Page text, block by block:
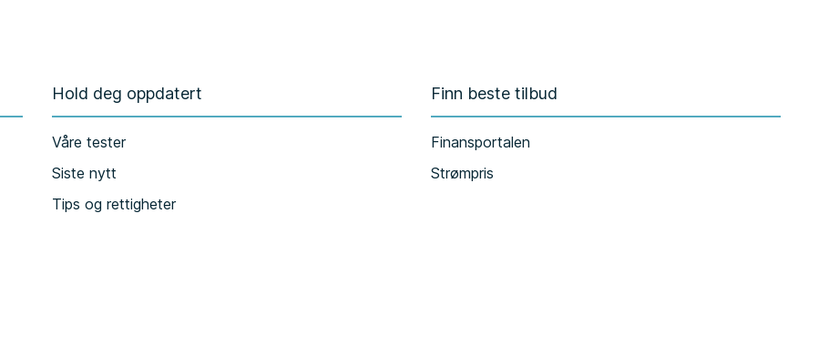
Hold deg oppdatert
Våre tester
Siste nytt
Tips og rettigheter
Finn beste tilbud
Finansportalen
Strømpris